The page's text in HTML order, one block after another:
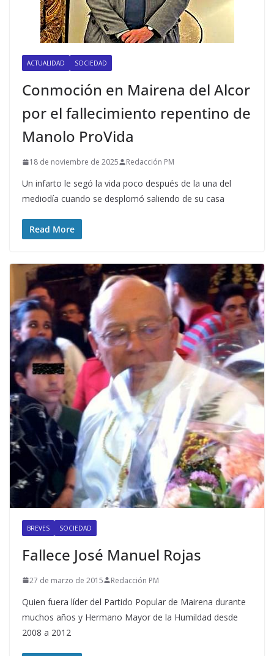
ACTUALIDAD SOCIEDAD
Conmoción en Mairena del Alcor
por el fallecimiento repentino de
Manolo ProVida
18 de noviembre de 2025 Redacción PM
Un infarto le segó la vida poco después de la una del
mediodía cuando se desplomó saliendo de su casa
Read More
BREVES SOCIEDAD
Fallece José Manuel Rojas
27 de marzo de 2015 Redacción PM
Quien fuera líder del Partido Popular de Mairena durante
muchos años y Hermano Mayor de la Humildad desde
2008 a 2012